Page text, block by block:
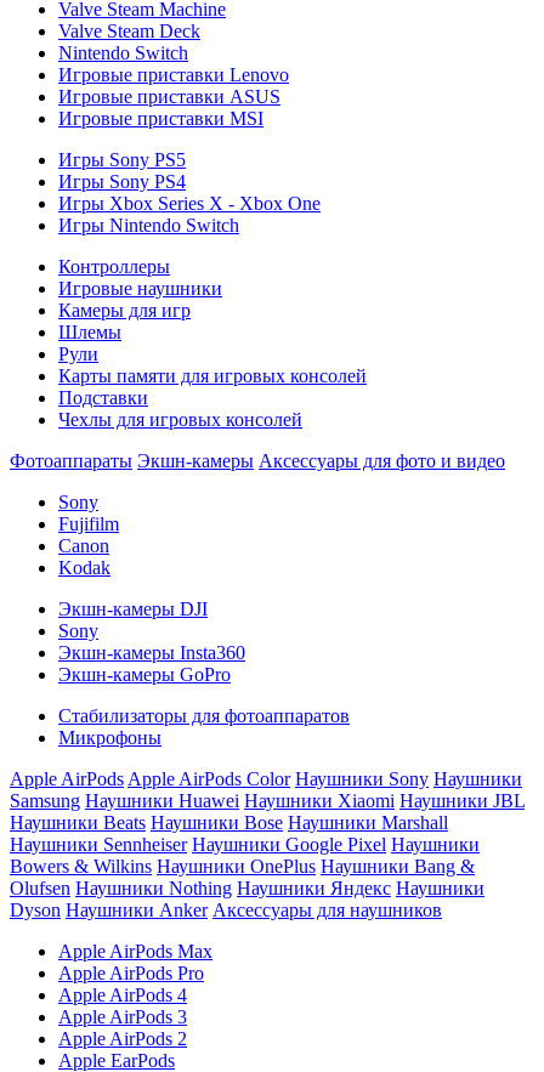
Valve Steam Machine
Valve Steam Deck
Nintendo Switch
Игровые приставки Lenovo
Игровые приставки ASUS
Игровые приставки MSI
Игры Sony PS5
Игры Sony PS4
Игры Xbox Series X - Xbox One
Игры Nintendo Switch
Контроллеры
Игровые наушники
Камеры для игр
Шлемы
Рули
Карты памяти для игровых консолей
Подставки
Чехлы для игровых консолей
Фотоаппараты Экшн-камеры Аксессуары для фото и видео
Sony
Fujifilm
Canon
Kodak
Экшн-камеры DJI
Sony
Экшн-камеры Insta360
Экшн-камеры GoPro
Стабилизаторы для фотоаппаратов
Микрофоны
Apple AirPods Apple AirPods Color Наушники Sony Наушники
Samsung Наушники Huawei Наушники Xiaomi Наушники JBL
Наушники Beats Наушники Bose Наушники Marshall
Наушники Sennheiser Наушники Google Pixel Наушники
Bowers & Wilkins Наушники OnePlus Наушники Bang &
Olufsen Наушники Nothing Наушники Яндекс Наушники
Dyson Наушники Anker Аксессуары для наушников
Apple AirPods Max
Apple AirPods Pro
Apple AirPods 4
Apple AirPods 3
Apple AirPods 2
Apple EarPods